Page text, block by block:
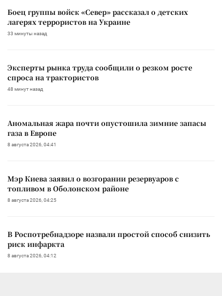
Боец группы войск «Север» рассказал о детских
лагерях террористов на Украине
33 минуты назад
Эксперты рынка труда сообщили о резком росте
спроса на трактористов
48 минут назад
Аномальная жара почти опустошила зимние запасы
газа в Европе
8 августа 2026, 04:41
Мэр Киева заявил о возгорании резервуаров с
топливом в Оболонском районе
8 августа 2026, 04:25
В Роспотребнадзоре назвали простой способ снизить
риск инфаркта
8 августа 2026, 04:12